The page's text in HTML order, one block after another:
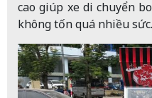
cao giúp xe di chuyển
không tốn quá nhiều sức.